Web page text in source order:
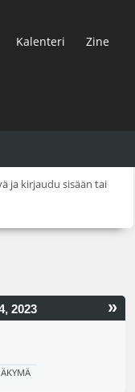
Kalenteri Zine
ja kirjaudu sisään tai
»
2023